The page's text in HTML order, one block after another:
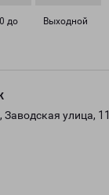
до
Выходной
улица, 11